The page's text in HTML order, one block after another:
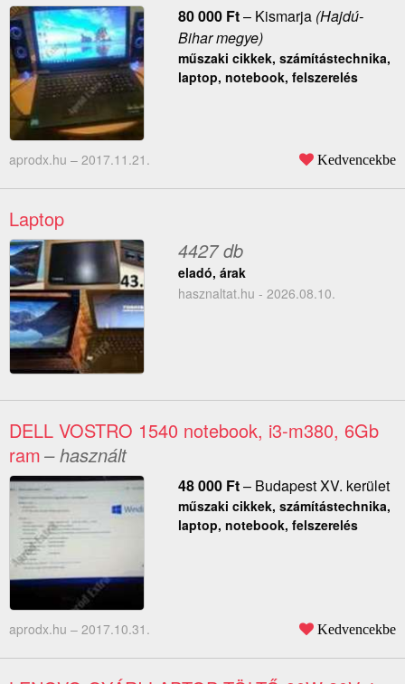
80 000 Ft– Kismarja(Hajdú-
Bihar megye)
műszaki cikkek, számítástechnika,
laptop, notebook, felszerelés
aprodx.hu – 2017.11.21. Kedvencekbe
Laptop
4427 db
eladó, árak
hasznaltat.hu - 2026.08.10.
DELL VOSTRO 1540 notebook, i3-m380, 6Gb
ram– használt
48 000 Ft– Budapest XV. kerület
műszaki cikkek, számítástechnika,
laptop, notebook, felszerelés
aprodx.hu – 2017.10.31. Kedvencekbe